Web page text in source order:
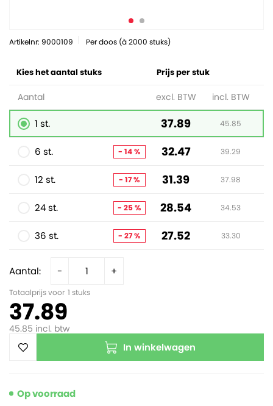
Artikelnr: 9000109 Per doos (à 2000 stuks)
Aantal: - +
Totaalprijs voor 1 stuks
37.89
45.85 incl. btw
In winkelwagen
Kies het aantal stuks Prijs per stuk
Aantal excl. BTW incl. BTW
1 st. 37.89 45.85
6 st. - 14 % 32.47 39.29
12 st. - 17 % 31.39 37.98
24 st. - 25 % 28.54 34.53
36 st. - 27 % 27.52 33.30
Op voorraad